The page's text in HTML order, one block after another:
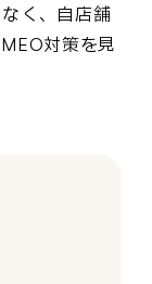
く、自店舗
対策を見